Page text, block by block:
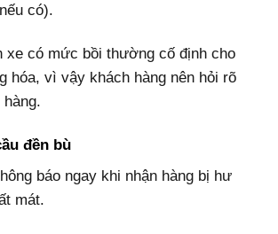
có).
xe có mức bồi thường cố định cho
hóa, vì vậy khách hàng nên hỏi rõ
đền bù
báo ngay khi nhận hàng bị hư
mát.